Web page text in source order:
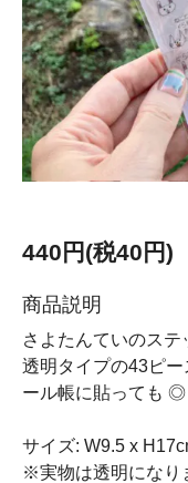
440円(税40円)
商品説明
さよたんていのステ
透明タイプの43ピ
ール帳に貼っても ◎
サイズ: W9.5 x
※実物は透明になり